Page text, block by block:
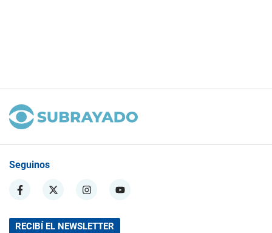
Seguinos
RECIBÍ EL NEWSLETTER